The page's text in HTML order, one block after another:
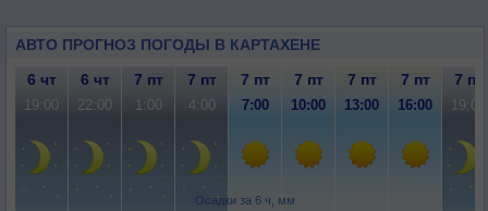
АВТО ПРОГНОЗ ПОГОДЫ В КАРТАХЕНЕ
Осадки за 6 ч, мм
6 чт 6 чт 7 пт 7 пт 7 пт 7 пт 7 пт 7 пт 7 пт
19:00 22:00 1:00 4:00 7:00 10:00 13:00 16:00 19:00